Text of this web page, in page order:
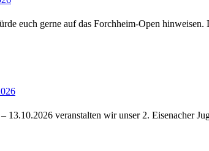
euch gerne auf das Forchheim-Open hinweisen.
13.10.2026 veranstalten wir unser 2. Eisenacher